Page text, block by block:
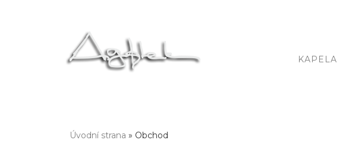
KAPELA
Úvodní strana » Obchod